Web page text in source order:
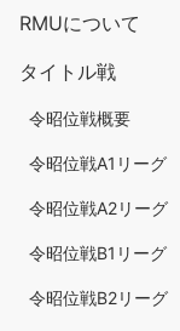
RMUについて
タイトル戦
令昭位戦概要
令昭位戦A1リーグ
令昭位戦A2リーグ
令昭位戦B1リーグ
令昭位戦B2リーグ